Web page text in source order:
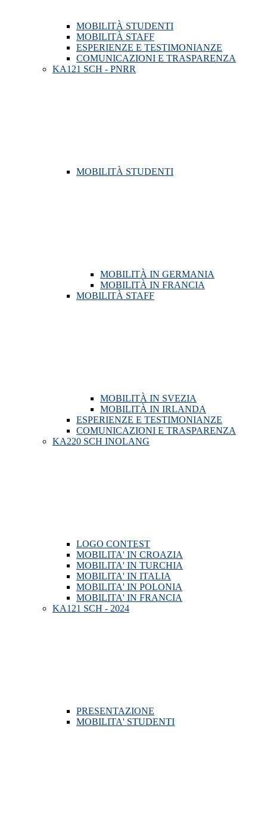
MOBILITÀ STUDENTI
MOBILITÀ STAFF
ESPERIENZE E TESTIMONIANZE
COMUNICAZIONI E TRASPARENZA
KA121 SCH - PNRR
MOBILITÀ STUDENTI
MOBILITÀ IN GERMANIA
MOBILITÀ IN FRANCIA
MOBILITÀ STAFF
MOBILITÀ IN SVEZIA
MOBILITÀ IN IRLANDA
ESPERIENZE E TESTIMONIANZE
COMUNICAZIONI E TRASPARENZA
KA220 SCH INOLANG
LOGO CONTEST
MOBILITA' IN CROAZIA
MOBILITA' IN TURCHIA
MOBILITA' IN ITALIA
MOBILITA' IN POLONIA
MOBILITA' IN FRANCIA
KA121 SCH - 2024
PRESENTAZIONE
MOBILITA' STUDENTI